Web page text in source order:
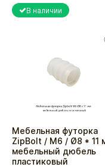
В наличии
Мебельная футорка
ZipBolt / M6 / Ø8 * 11
мебельный дюбель
пластиковый